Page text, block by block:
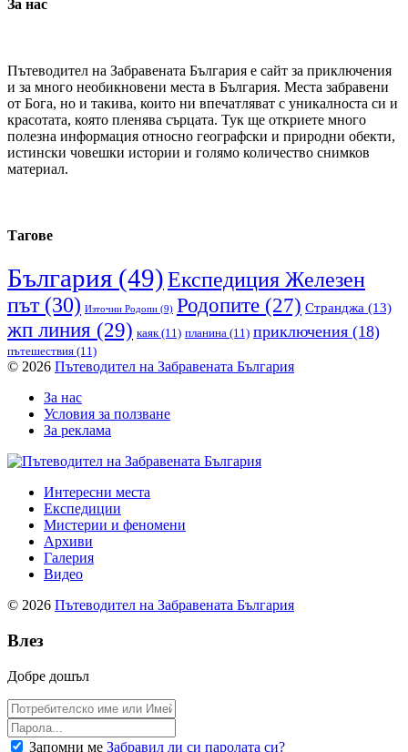
За нас
Пътеводител на Забравената България е сайт за приключения
и за много необикновени места в България. Места забравени
от Бога, но и такива, които ни впечатляват с уникалноста си и
красотата, която пленява сърцата. Тук ще откриете много
полезна информация относно географски и природни обекти,
истински човешки истории и голямо количество снимков
материал.
Тагове
България (49)Експедиция Железен
път(30) Източни Родопи (9) Родопите (27) Странджа (13)
жп линия (29) каяк(11) планина (11) приключения (18)
пътешествия (11)
© 2026 Пътеводител на Забравената България
За нас
Условия за ползване
За реклама
Интересни места
Експедиции
Мистерии и феномени
Архиви
Галерия
Видео
© 2026 Пътеводител на Забравената България
Влез
Добре дошъл
Запомни ме Забравил ли си паролата си?